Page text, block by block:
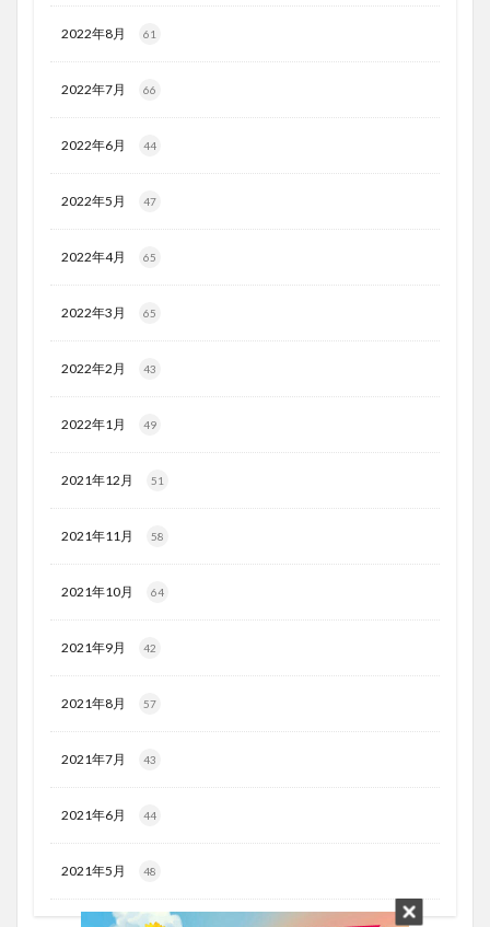
2022年8月 61
2022年7月 66
2022年6月 44
2022年5月 47
2022年4月 65
2022年3月 65
2022年2月 43
2022年1月 49
2021年12月 51
2021年11月 58
2021年10月 64
2021年9月 42
2021年8月 57
2021年7月 43
2021年6月 44
2021年5月 48